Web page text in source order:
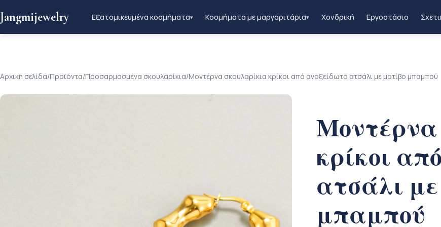
Jangmijewelry Εξατομικευμένα κοσμήματα▾ Κοσμήματα με μαργαριτάρια▾ Χονδρική Εργοστάσιο
Αρχική σελίδα/Προϊόντα/Προσαρμοσμένα σκουλαρίκια/Μοντέρνα σκουλαρίκια κρίκοι από ανοξείδωτο ατσάλι με μοτίβο μπαμπού
Μοντέρνα
κρίκοι
ατσάλι
μπαμπού